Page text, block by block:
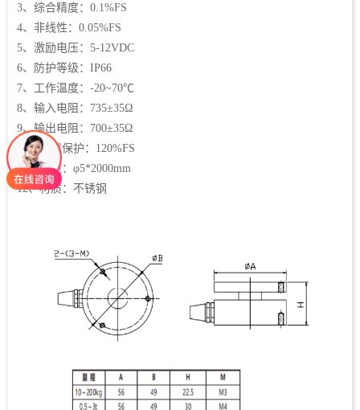
3、综合精度：0.1%FS
4、非线性：0.05%FS
5、激励电压：5-12VDC
6、防护等级：IP66
7、工作温度：-20~70℃
8、输入电阻：735±35Ω
9、输出电阻：700±35Ω
10、过载保护：120%FS
11、线缆：φ5*2000mm
12、材质：不锈钢